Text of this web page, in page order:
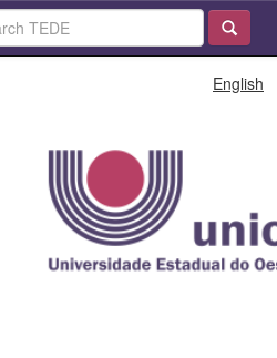
English